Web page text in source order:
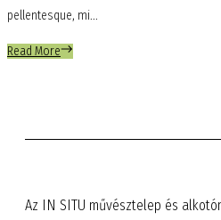
pellentesque, mi...
Read More
Az IN SITU művésztelep és